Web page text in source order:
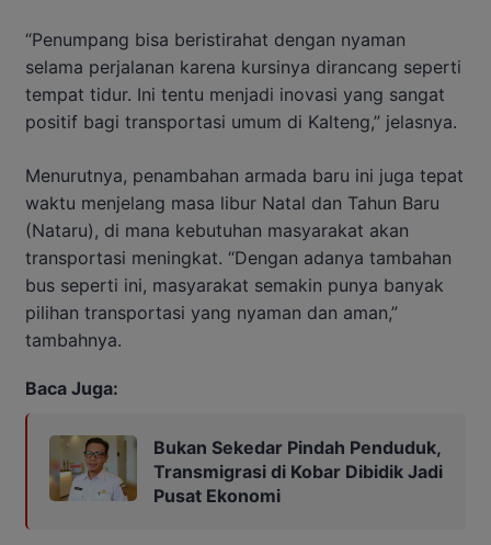
“Penumpang bisa beristirahat dengan nyaman
selama perjalanan karena kursinya dirancang seperti
tempat tidur. Ini tentu menjadi inovasi yang sangat
positif bagi transportasi umum di Kalteng,” jelasnya.
Menurutnya, penambahan armada baru ini juga tepat
waktu menjelang masa libur Natal dan Tahun Baru
(Nataru), di mana kebutuhan masyarakat akan
transportasi meningkat. “Dengan adanya tambahan
bus seperti ini, masyarakat semakin punya banyak
pilihan transportasi yang nyaman dan aman,”
tambahnya.
Baca Juga:
Bukan Sekedar Pindah Penduduk,
Transmigrasi di Kobar Dibidik Jadi
Pusat Ekonomi